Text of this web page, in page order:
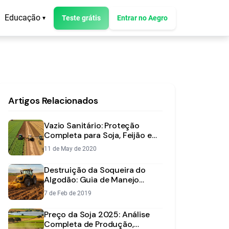
Educação ▾ Teste grátis Entrar no Aegro
Artigos Relacionados
Vazio Sanitário: Proteção
Completa para Soja, Feijão e
Algodão
11 de May de 2020
Destruição da Soqueira do
Algodão: Guia de Manejo
Químico e Mecânico
7 de Feb de 2019
Preço da Soja 2025: Análise
Completa de Produção,